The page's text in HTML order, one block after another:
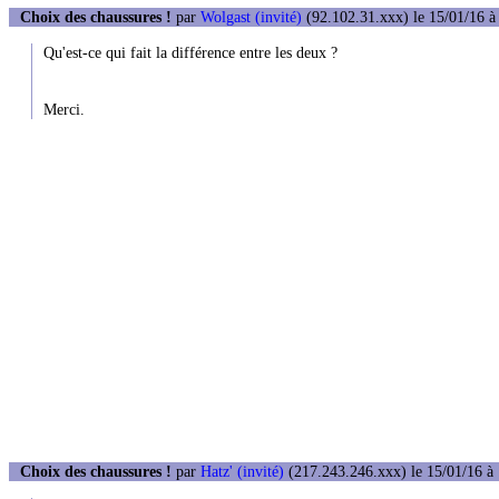
Choix des chaussures ! par Wolgast (invité) (92.102.31.xxx) le 15/01/16
Qu'est-ce qui fait la différence entre les deux ?
Merci.
Choix des chaussures ! par Hatz' (invité) (217.243.246.xxx) le 15/01/16 à